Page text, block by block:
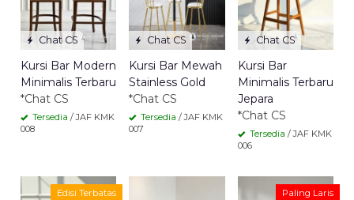
Chat CS
Kursi Bar Modern
Minimalis Terbaru
*Chat CS
Tersedia / JAF KMK
008
Chat CS
Kursi Bar Mewah
Stainless Gold
*Chat CS
Tersedia / JAF KMK
007
Chat CS
Kursi Bar
Minimalis Terbaru
Jepara
*Chat CS
Tersedia / JAF KMK
006
Edisi Terbatas Paling Laris